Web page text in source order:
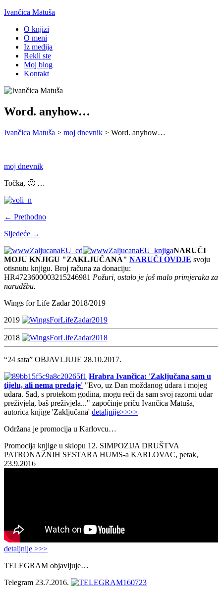
Ivančica Matuša
O knjizi
O meni
Iz medija
Rekli ste
Moj blog
Kontakt
Word. anyhow…
Ivančica Matuša > moj dnevnik > Word. anyhow…
moj dnevnik
Točka, 🙂 …
← Prethodno
Sljedeće →
NARUČI
MOJU KNJIGU "ZAKLJUČANA" NARUČI OVDJE svoju
otisnutu knjigu. Broj računa za donaciju:
HR4723600003215246981 Požuri, ostalo je još malo primjeraka za
narudžbu.
Wings for Life Zadar 2018/2019
2019
2018
“24 sata” OBJAVLJUJE 28.10.2017.
Hrabra Ivančica: 'Zaključana sam u
tijelu, ali nema predaje' "Evo, uz Dan moždanog udara i mojeg
udara. Sad, s protekom godina, mogu reći da sam svoj razorni udar
preživjela, baš preživjela..." započinje priču Ivančica Matuša,
autorica knjige 'Zaključana' detaljnije>>>>
Održana je promocija u Karlovcu…
Promocija knjige u sklopu 12. SIMPOZIJA DRUŠTVA
PATRONAŽNIH SESTARA HUMS-a KARLOVAC, petak,
23.9.2016
detaljnije >>>
TELEGRAM objavljuje…
Telegram 23.7.2016.